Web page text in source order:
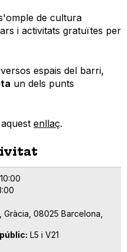
de cultura
i activitats gratuïtes per
espais del barri,
un dels punts
enllaç.
Gràcia, 08025 Barcelona,
L5 i V21